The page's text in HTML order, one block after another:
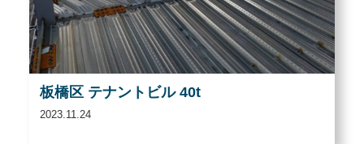
板橋区 テナントビル 40t
2023.11.24